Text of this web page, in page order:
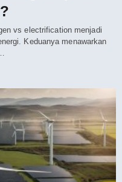
vs electrification menjadi
Keduanya menawarkan